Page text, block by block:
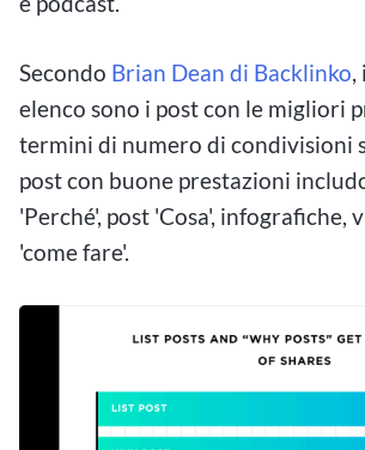
Secondo Brian Dean di Backlinko,
elenco sono i post con le migliori
termini di numero di condivisioni
post con buone prestazioni
'Perché', post 'Cosa', infografiche,
'come fare'.